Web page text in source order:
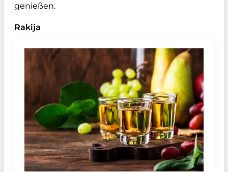
genießen.
Rakija